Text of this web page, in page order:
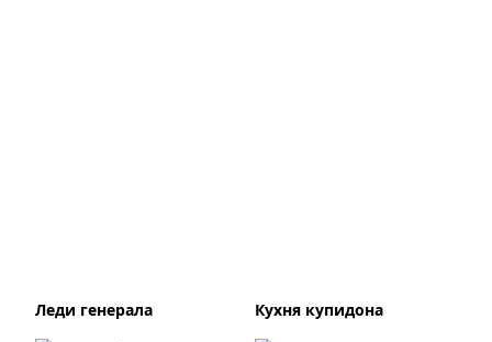
Леди генерала Кухня купидона